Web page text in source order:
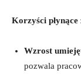
Korzyści płynące
Wzrost
pozwala